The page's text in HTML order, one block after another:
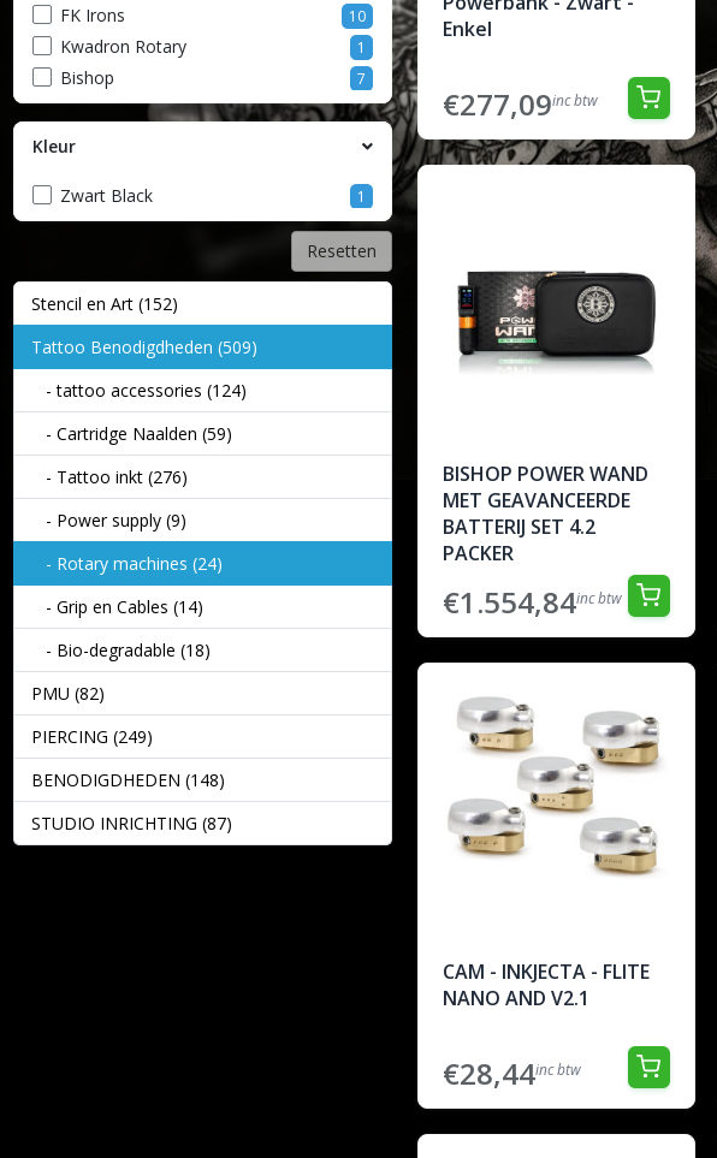
FK Irons 10
Kwadron Rotary 1
Bishop 7
Kleur
Zwart Black 1
Resetten
Stencil en Art (152)
Tattoo Benodigdheden (509)
- tattoo accessories (124)
- Cartridge Naalden (59)
- Tattoo inkt (276)
- Power supply (9)
- Rotary machines (24)
- Grip en Cables (14)
- Bio-degradable (18)
PMU (82)
PIERCING (249)
BENODIGDHEDEN (148)
STUDIO INRICHTING (87)
Enkel
€277,09inc btw
BISHOP POWER WAND
MET GEAVANCEERDE
BATTERIJ SET 4.2
PACKER
€1.554,84inc btw
CAM - INKJECTA - FLITE
NANO AND V2.1
€28,44inc btw